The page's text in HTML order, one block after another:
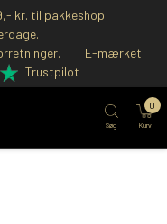
kr. til pakkeshop
E-mærket
Trustpilot
Søg Kurv
0